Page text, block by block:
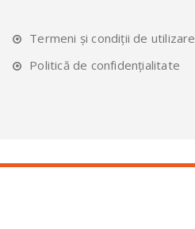
Termeni și condiții de utilizare
Politică de confidențialitate